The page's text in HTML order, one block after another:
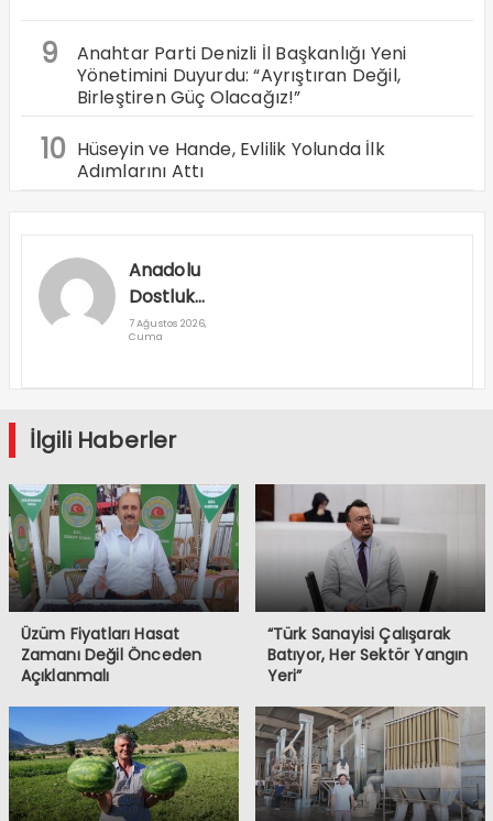
9
Anahtar Parti Denizli İl Başkanlığı Yeni
Yönetimini Duyurdu: “Ayrıştıran Değil,
Birleştiren Güç Olacağız!”
10 Hüseyin ve Hande, Evlilik Yolunda İlk
Adımlarını Attı
Anadolu
Dostluk
Rallisi
7 Ağustos 2026,
Cuma
İlgili Haberler
Üzüm Fiyatları Hasat
Zamanı Değil Önceden
Açıklanmalı
“Türk Sanayisi Çalışarak
Batıyor, Her Sektör Yangın
Yeri”